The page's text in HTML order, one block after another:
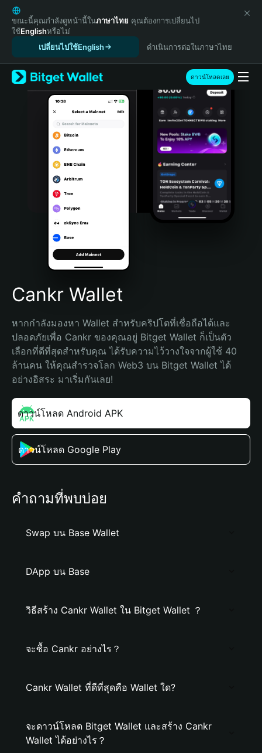
English
日本語
Tiếng Việt
Español (Latinoamérica)
Türkçe
Italiano
Português (Portugal)
Bahasa Indonesia
Português (Brasil)
Español (Argentina)
ขณะนี้คุณกำลังดูหน้านี้ในภาษาไทย คุณต้องการเปลี่ยนไป
ใช้Englishหรือไม่
เปลี่ยนไปใช้English
ดำเนินการต่อในภาษาไทย
ดาวน์โหลดเลย
Cankr Wallet
หากกำลังมองหา Wallet สำหรับคริปโตที่เชื่อถือได้และ
ปลอดภัยเพื่อ Cankr ของคุณอยู่ Bitget Wallet ก็เป็นตัว
เลือกที่ดีที่สุดสำหรับคุณ ได้รับความไว้วางใจจากผู้ใช้ 40
ล้านคน ให้คุณสำรวจโลก Web3 บน Bitget Wallet ได้
อย่างอิสระ มาเริ่มกันเลย!
ดาวน์โหลด Android APK
ดาวน์โหลด Google Play
คำถามที่พบบ่อย
Swap บน Base Wallet
DApp บน Base
วิธีสร้าง Cankr Wallet ใน Bitget Wallet ？
จะซื้อ Cankr อย่างไร？
Cankr Wallet ที่ดีที่สุดคือ Wallet ใด?
จะดาวน์โหลด Bitget Wallet และสร้าง Cankr
Wallet ได้อย่างไร？